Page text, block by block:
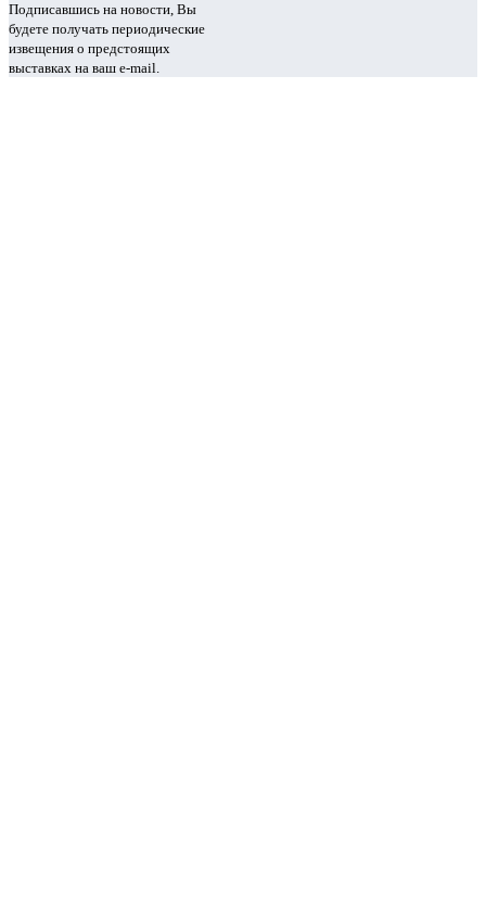
Подписавшись на новости, Вы
будете получать периодические
извещения о предстоящих
выставках на ваш e-mail.